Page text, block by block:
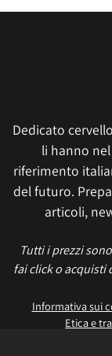
Dedicato
li hanno
riferimento
del futuro.
articoli,
Tutti i prezzi
fai click o acquisti
Informativa sui
Etica e